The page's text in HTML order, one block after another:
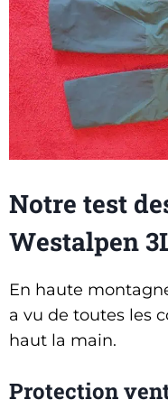
Notre test
Westalpen
En haute
a vu de toutes les
haut la main.
Protection